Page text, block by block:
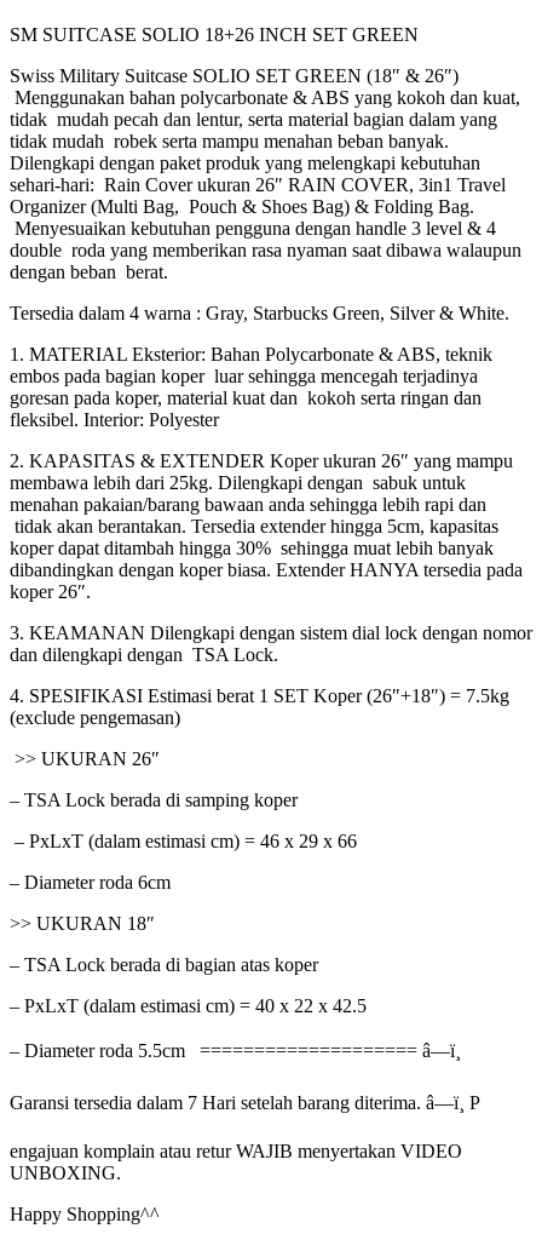
SM SUITCASE SOLIO 18+26 INCH SET GREEN
Swiss Military Suitcase SOLIO SET GREEN (18″ & 26″)
Menggunakan bahan polycarbonate & ABS yang kokoh dan kuat,
tidak mudah pecah dan lentur, serta material bagian dalam yang
tidak mudah robek serta mampu menahan beban banyak.
Dilengkapi dengan paket produk yang melengkapi kebutuhan
sehari-hari: Rain Cover ukuran 26″ RAIN COVER, 3in1 Travel
Organizer (Multi Bag, Pouch & Shoes Bag) & Folding Bag.
Menyesuaikan kebutuhan pengguna dengan handle 3 level & 4
double roda yang memberikan rasa nyaman saat dibawa walaupun
dengan beban berat.
Tersedia dalam 4 warna : Gray, Starbucks Green, Silver & White.
1. MATERIAL Eksterior: Bahan Polycarbonate & ABS, teknik
embos pada bagian koper luar sehingga mencegah terjadinya
goresan pada koper, material kuat dan kokoh serta ringan dan
fleksibel. Interior: Polyester
2. KAPASITAS & EXTENDER Koper ukuran 26″ yang mampu
membawa lebih dari 25kg. Dilengkapi dengan sabuk untuk
menahan pakaian/barang bawaan anda sehingga lebih rapi dan
tidak akan berantakan. Tersedia extender hingga 5cm, kapasitas
koper dapat ditambah hingga 30% sehingga muat lebih banyak
dibandingkan dengan koper biasa. Extender HANYA tersedia pada
koper 26″.
3. KEAMANAN Dilengkapi dengan sistem dial lock dengan nomor
dan dilengkapi dengan TSA Lock.
4. SPESIFIKASI Estimasi berat 1 SET Koper (26″+18″) = 7.5kg
(exclude pengemasan)
>> UKURAN 26″
– TSA Lock berada di samping koper
– PxLxT (dalam estimasi cm) = 46 x 29 x 66
– Diameter roda 6cm
>> UKURAN 18″
– TSA Lock berada di bagian atas koper
– PxLxT (dalam estimasi cm) = 40 x 22 x 42.5
– Diameter roda 5.5cm ==================== â—ï¸
Garansi tersedia dalam 7 Hari setelah barang diterima. â—ï¸ P
engajuan komplain atau retur WAJIB menyertakan VIDEO
UNBOXING.
Happy Shopping^^